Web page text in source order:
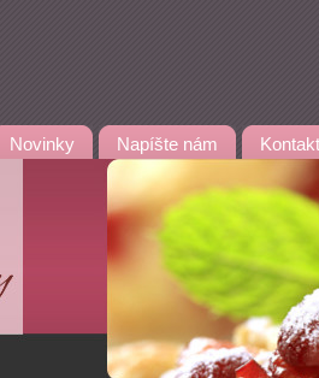
Novinky Napíšte nám Kontakt